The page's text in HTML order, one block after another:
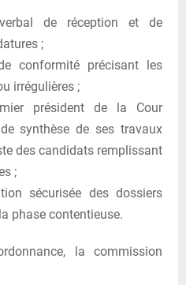
de réception et de
;
conformité précisant les
irrégulières ;
président de la Cour
synthèse de ses travaux
des candidats remplissant
;
sécurisée des dossiers
phase contentieuse.
la commission